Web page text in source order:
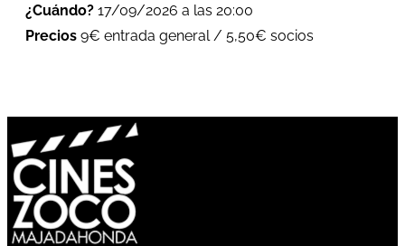
¿Cuándo? 17/09/2026 a las 20:00
Precios 9€ entrada general / 5,50€ socios